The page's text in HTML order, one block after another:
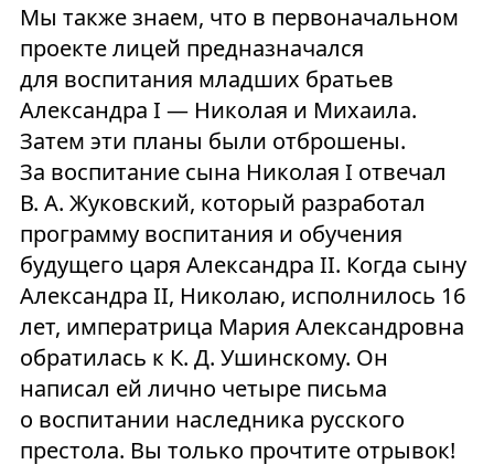
Мы также знаем, что в первоначальном
проекте лицей предназначался
для воспитания младших братьев
Александра I — Николая и Михаила.
Затем эти планы были отброшены.
За воспитание сына Николая I отвечал
В. А. Жуковский, который разработал
программу воспитания и обучения
будущего царя Александра II. Когда сыну
Александра II, Николаю, исполнилось 16
лет, императрица Мария Александровна
обратилась к К. Д. Ушинскому. Он
написал ей лично четыре письма
о воспитании наследника русского
престола. Вы только прочтите отрывок!